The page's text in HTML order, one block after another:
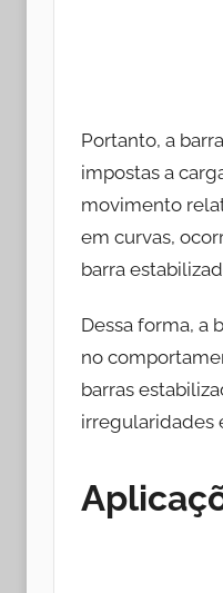
Portanto, a
impostas a
movimento
em curvas,
barra
Dessa forma, a
no
barras
irregularidades